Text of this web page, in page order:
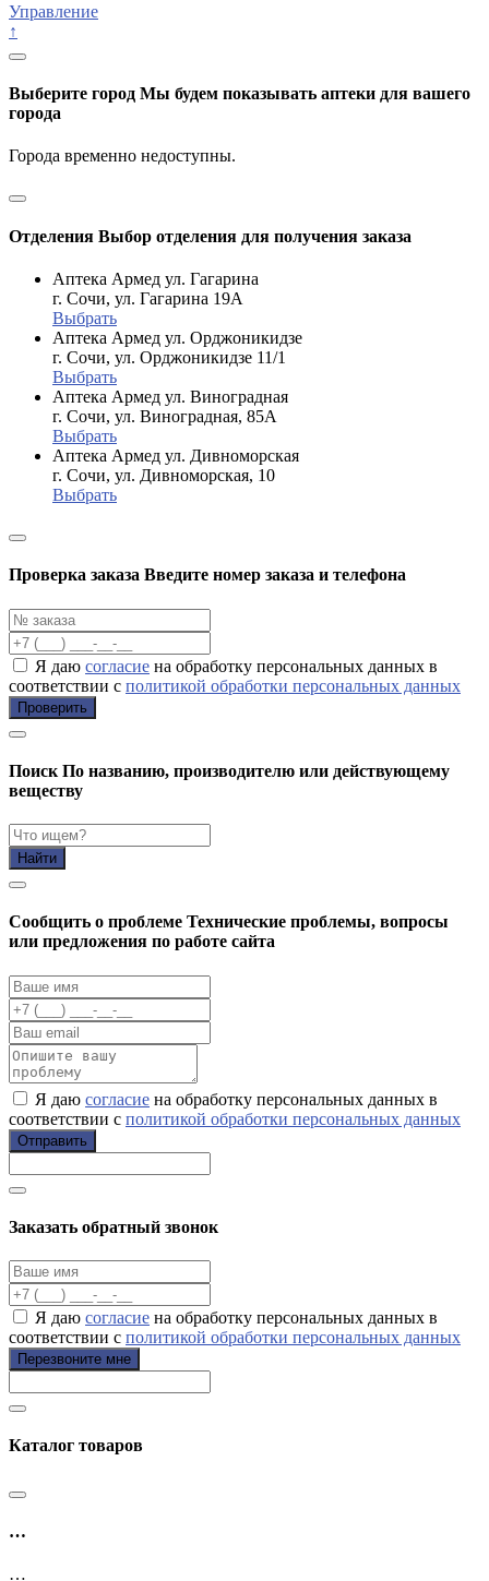
Управление
↑
Выберите город Мы будем показывать аптеки для вашего
города
Города временно недоступны.
Отделения Выбор отделения для получения заказа
Аптека Армед ул. Гагарина
г. Сочи, ул. Гагарина 19А
Выбрать
Аптека Армед ул. Орджоникидзе
г. Сочи, ул. Орджоникидзе 11/1
Выбрать
Аптека Армед ул. Виноградная
г. Сочи, ул. Виноградная, 85А
Выбрать
Аптека Армед ул. Дивноморская
г. Сочи, ул. Дивноморская, 10
Выбрать
Проверка заказа Введите номер заказа и телефона
Я даю согласие на обработку персональных данных в
соответствии с политикой обработки персональных данных
Проверить
Поиск По названию, производителю или действующему
веществу
Найти
Cообщить о проблеме Технические проблемы, вопросы
или предложения по работе сайта
Я даю согласие на обработку персональных данных в
соответствии с политикой обработки персональных данных
Отправить
Заказать обратный звонок
Я даю согласие на обработку персональных данных в
соответствии с политикой обработки персональных данных
Перезвоните мне
Каталог товаров
…
…